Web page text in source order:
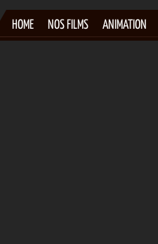
HOME NOS FILMS ANIMATION